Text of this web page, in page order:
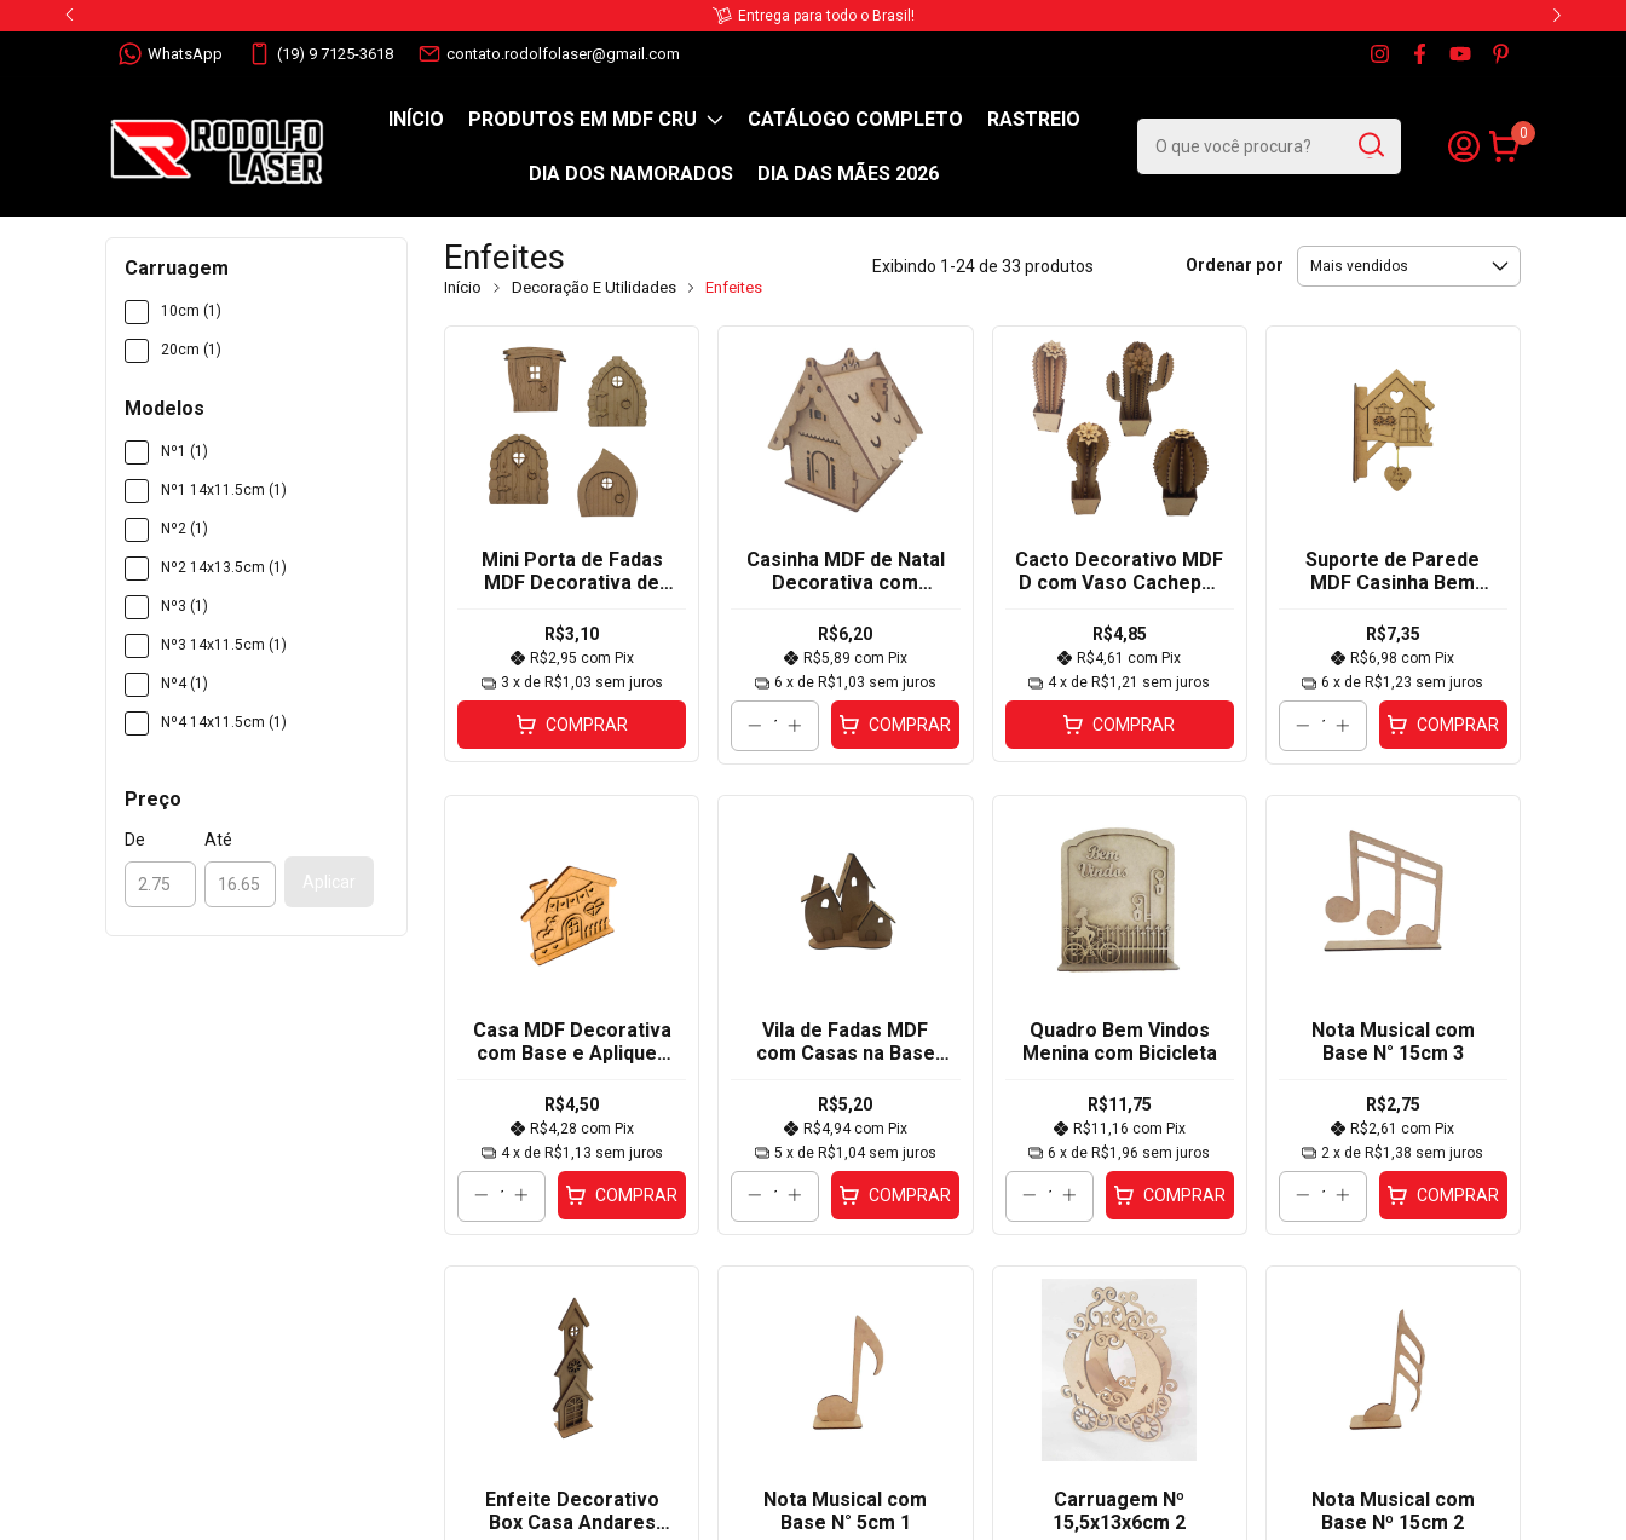
Contate-nos via WhatsApp
WhatsApp (19) 9 7125-3618 contato.rodolfolaser@gmail.com
INÍCIO PRODUTOS EM MDF CRU CATÁLOGO COMPLETO RASTREIO
DIA DOS NAMORADOS DIA DAS MÃES 2026
0
Carruagem
10cm (1)
20cm (1)
Modelos
Nº1 (1)
Nº1 14x11.5cm (1)
Nº2 (1)
Nº2 14x13.5cm (1)
Nº3 (1)
Nº3 14x11.5cm (1)
Nº4 (1)
Nº4 14x11.5cm (1)
Preço
De Até
Aplicar
Enfeites
Início Decoração E Utilidades Enfeites
Exibindo 1-24 de 33 produtos Ordenar por
Mini Porta de Fadas
MDF Decorativa de
R$3,10
R$2,95 com Pix
3 x de R$1,03 sem juros
COMPRAR
Casinha MDF de Natal
Decorativa com
R$6,20
R$5,89 com Pix
6 x de R$1,03 sem juros
COMPRAR
Cacto Decorativo MDF
D com Vaso Cachepot
R$4,85
R$4,61com Pix
4 x de R$1,21 sem juros
COMPRAR
Suporte de Parede
MDF Casinha Bem
R$7,35
R$6,98com Pix
6 x de R$1,23 sem juros
COMPRAR
Casa MDF Decorativa
com Base e Apliques
R$4,50
R$4,28 com Pix
4 x de R$1,13 sem juros
COMPRAR
Vila de Fadas MDF
com Casas na Base
18x18x8,5cm 3
R$5,20
R$4,94com Pix
5 x de R$1,04 sem juros
COMPRAR
Quadro Bem Vindos
Menina com Bicicleta
R$11,75
R$11,16 com Pix
6 x deR$1,96 sem juros
COMPRAR
Nota Musical com
Base N° 15cm 3
R$2,75
R$2,61com Pix
2 x deR$1,38 sem juros
COMPRAR
Enfeite Decorativo
Box Casa Andares
Nota Musical com
Base N° 5cm 1
Carruagem Nº
15,5x13x6cm 2
Nota Musical com
Base Nº 15cm 2